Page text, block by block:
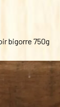
bigorre 750g